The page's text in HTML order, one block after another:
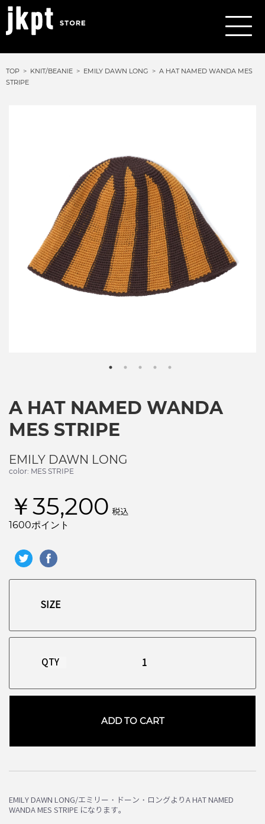
TOP KNIT/BEANIE EMILY DAWN LONG
A HAT NAMED WANDA MES
STRIPE
A HAT NAMED WANDA
MES STRIPE
EMILY DAWN LONG
color: MES STRIPE
￥35,200 税込
1600ポイント
QTY
ADD TO CART
EMILY DAWN LONG/エミリー・ドーン・ロングよりA HAT NAMED
WANDA MES STRIPE になります。